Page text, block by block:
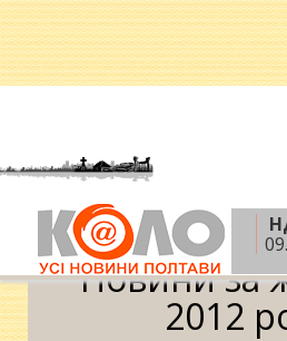
Головна » 2012 рік »
Новини за
2012